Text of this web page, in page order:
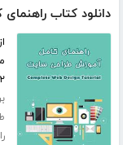
دانلود کتاب